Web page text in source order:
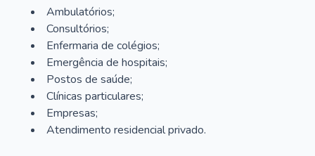
Ambulatórios;
Consultórios;
Enfermaria de colégios;
Emergência de hospitais;
Postos de saúde;
Clínicas particulares;
Empresas;
Atendimento residencial privado.